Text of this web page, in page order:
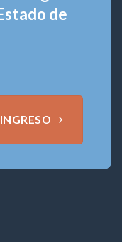
de